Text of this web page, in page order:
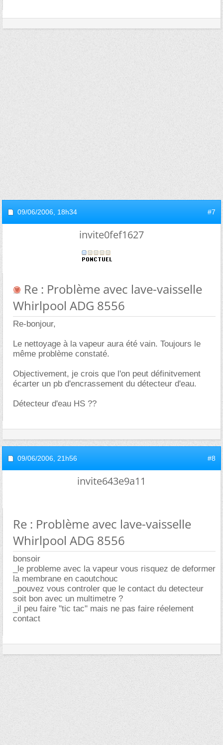
09/06/2006, 18h34 #7
invite0fef1627
Re : Problème avec lave-vaisselle
Whirlpool ADG 8556
Re-bonjour,
Le nettoyage à la vapeur aura été vain. Toujours le
même problème constaté.
Objectivement, je crois que l'on peut définitvement
écarter un pb d'encrassement du détecteur d'eau.
Détecteur d'eau HS ??
09/06/2006, 21h56 #8
invite643e9a11
Re : Problème avec lave-vaisselle
Whirlpool ADG 8556
bonsoir
_le probleme avec la vapeur vous risquez de deformer
la membrane en caoutchouc
_pouvez vous controler que le contact du detecteur
soit bon avec un multimetre ?
_il peu faire "tic tac" mais ne pas faire réelement
contact